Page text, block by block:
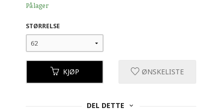
På lager
STØRRELSE
KJØP ØNSKELISTE
DEL DETTE